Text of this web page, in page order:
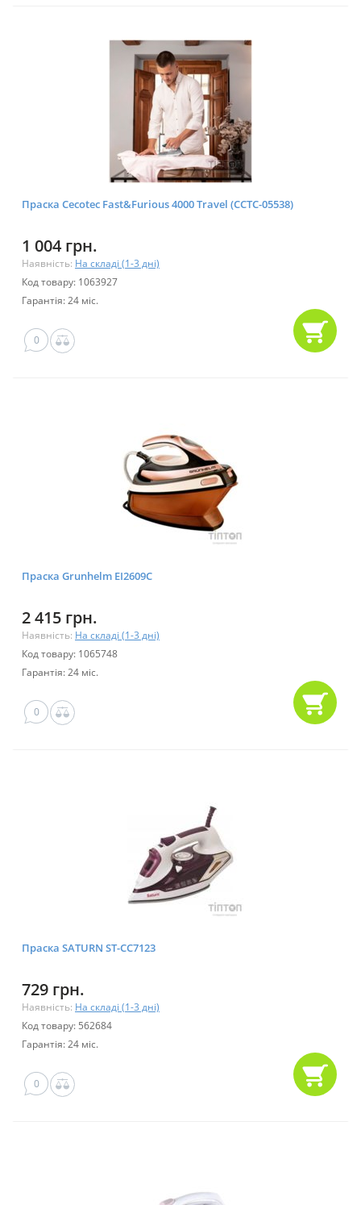
Праска Cecotec Fast&Furious 4000 Travel (CCTC-05538)
1 004 грн.
Наявність: На складі (1-3 дні)
Код товару: 1063927
Гарантія: 24 міс.
0
Праска Grunhelm EI2609С
2 415 грн.
Наявність: На складі (1-3 дні)
Код товару: 1065748
Гарантія: 24 міс.
0
Праска SATURN ST-CC7123
729 грн.
Наявність: На складі (1-3 дні)
Код товару: 562684
Гарантія: 24 міс.
0